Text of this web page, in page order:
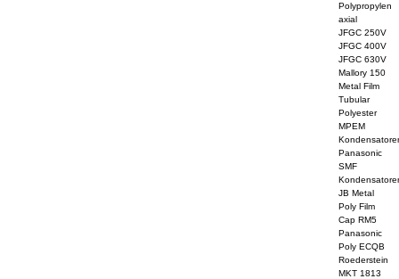
Polypropylen
axial
JFGC 250V
JFGC 400V
JFGC 630V
Mallory 150
Metal Film
Tubular
Polyester
MPEM
Panasonic
SMF
JB Metal
Poly Film
Cap RM5
Panasonic
Poly ECQB
Roederstein
MKT 1813